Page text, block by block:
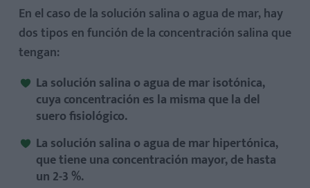
En el caso de la solución salina o agua de mar, hay
dos tipos en función de la concentración salina que
tengan:
La solución salina o agua de mar isotónica,
cuya concentración es la misma que la del
suero fisiológico.
La solución salina o agua de mar hipertónica,
que tiene una concentración mayor, de hasta
un 2-3 %.